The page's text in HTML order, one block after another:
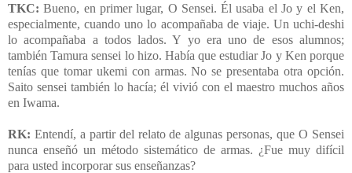
TKC: Bueno, en primer lugar, O Sensei. Él usaba el Jo y el Ken,
especialmente, cuando uno lo acompañaba de viaje. Un uchi-deshi
lo acompañaba a todos lados. Y yo era uno de esos alumnos;
también Tamura sensei lo hizo. Había que estudiar Jo y Ken porque
tenías que tomar ukemi con armas. No se presentaba otra opción.
Saito sensei también lo hacía; él vivió con el maestro muchos años
en Iwama.
RK: Entendí, a partir del relato de algunas personas, que O Sensei
nunca enseñó un método sistemático de armas. ¿Fue muy difícil
para usted incorporar sus enseñanzas?